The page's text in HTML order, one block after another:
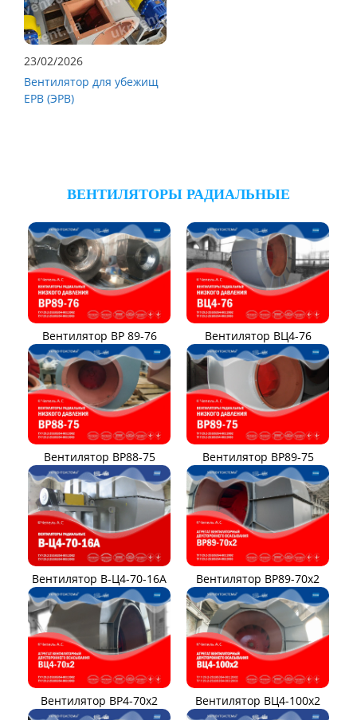
23/02/2026
Вентилятор для убежищ
ЕРВ (ЭРВ)
ВЕНТИЛЯТОРЫ РАДИАЛЬНЫЕ
Вентилятор ВР 89-76 Вентилятор ВЦ4-76
Вентилятор ВР88-75 Вентилятор ВР89-75
Вентилятор В-Ц4-70-16А Вентилятор ВР89-70x2
Вентилятор ВР4-70x2 Вентилятор ВЦ4-100х2